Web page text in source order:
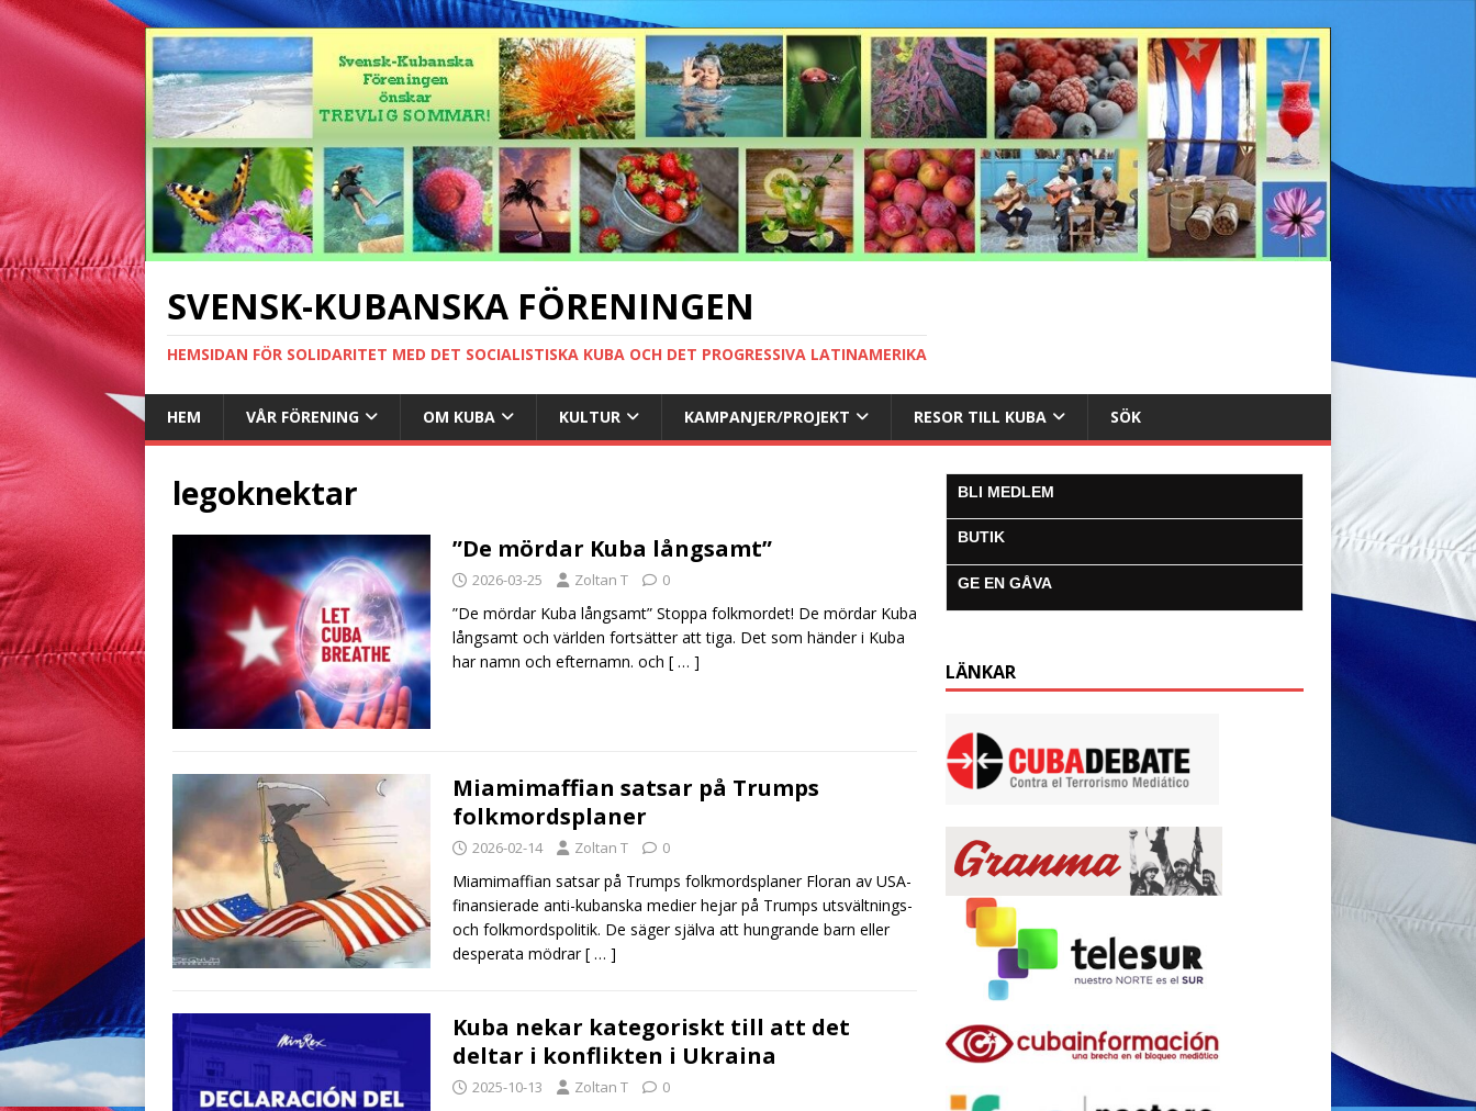
SVENSK-KUBANSKA FÖRENINGEN
HEMSIDAN FÖR SOLIDARITET MED DET SOCIALISTISKA KUBA OCH DET PROGRESSIVA LATINAMERIKA
HEM VÅR FÖRENING OM KUBA KULTUR KAMPANJER/PROJEKT RESOR TILL KUBA SÖK
legoknektar
”De mördar Kuba långsamt”
2026-03-25 Zoltan T 0
”De mördar Kuba långsamt” Stoppa folkmordet! De mördar Kuba
långsamt och världen fortsätter att tiga. Det som händer i Kuba
har namn och efternamn. och [ … ]
Miamimaffian satsar på Trumps
folkmordsplaner
2026-02-14 Zoltan T 0
Miamimaffian satsar på Trumps folkmordsplaner Floran av USA-
finansierade anti-kubanska medier hejar på Trumps utsvältnings-
och folkmordspolitik. De säger själva att hungrande barn eller
desperata mödrar[ … ]
Kuba nekar kategoriskt till att det
deltar i konflikten i Ukraina
2025-10-13 Zoltan T 0
BLI MEDLEM
BUTIK
GE EN GÅVA
LÄNKAR